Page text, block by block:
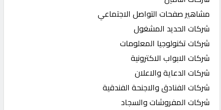
مشاهير صفحات التواصل الاجتماعي
شركات الحديد المشغول
شركات تكنولوجيا المعلومات
شركات الابواب الاكترونية
شركات الدعاية والاعلان
شركات الفنادق والاجنحة الفندقية
شركات المفروشات والسجاد